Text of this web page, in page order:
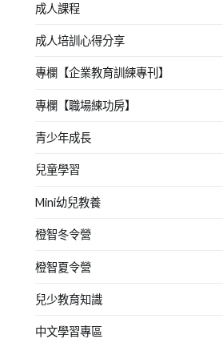
成人課程
成人培訓心得分享
專欄【企業教育訓練專刊】
專欄【職場練功房】
青少年成長
兒童學習
Mini幼兒教養
橙智冬令營
橙智夏令營
兒少教育知識
中文學習專區